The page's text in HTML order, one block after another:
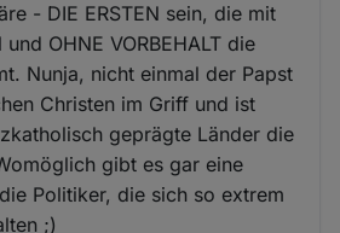
- DIE ERSTEN sein, die mit
und OHNE VORBEHALT die
Nunja, nicht einmal der Papst
Christen im Griff und ist
geprägte Länder die
gibt es gar eine
Politiker, die sich so extrem
;)